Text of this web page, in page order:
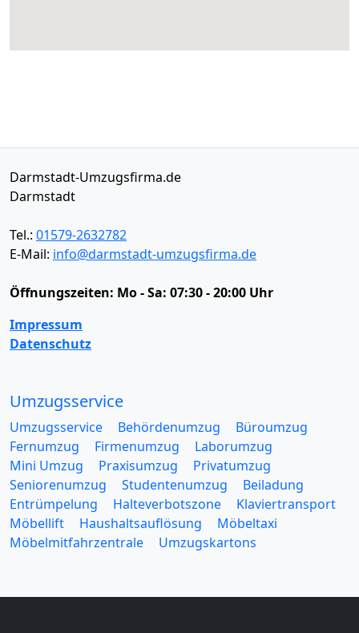
Darmstadt-Umzugsfirma.de
Darmstadt
Tel.: 01579-2632782
E-Mail: info@darmstadt-umzugsfirma.de
Öffnungszeiten: Mo - Sa: 07:30 - 20:00 Uhr
Impressum
Datenschutz
Umzugsservice
Umzugsservice Behördenumzug
Büroumzug
Fernumzug
Firmenumzug
Laborumzug
Mini Umzug
Praxisumzug
Privatumzug
Seniorenumzug
Studentenumzug
Beiladung
Entrümpelung
Halteverbotszone
Klaviertransport
Möbellift
Haushaltsauflösung
Möbeltaxi
Möbelmitfahrzentrale
Umzugskartons